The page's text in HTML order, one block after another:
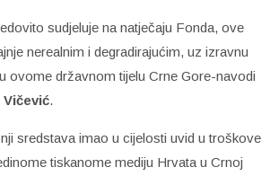
sudjeluje na natječaju Fonda, ove
nerealnim i degradirajućim, uz izravnu
ovome državnom tijelu Crne Gore-navodi
Vičević.
sredstava imao u cijelosti uvid u troškove
tiskanome mediju Hrvata u Crnoj